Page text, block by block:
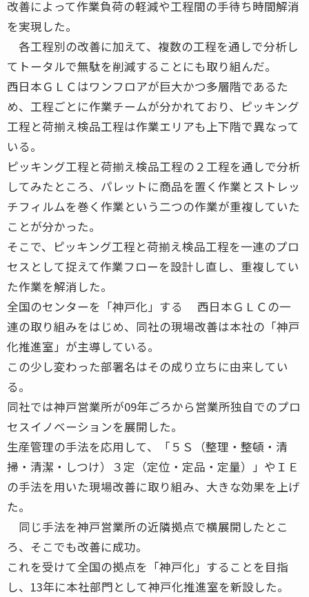
改善によって作業負荷の軽減や工程間の手待ち時間解消
を実現した。
各工程別の改善に加えて、複数の工程を通しで分析し
てトータルで無駄を削減することにも取り組んだ。
西日本ＧＬＣはワンフロアが巨大かつ多層階であるた
め、工程ごとに作業チームが分かれており、ピッキング
工程と荷揃え検品工程は作業エリアも上下階で異なって
いる。
ピッキング工程と荷揃え検品工程の２工程を通しで分析
してみたところ、パレットに商品を置く作業とストレッ
チフィルムを巻く作業という二つの作業が重複していた
ことが分かった。
そこで、ピッキング工程と荷揃え検品工程を一連のプロ
セスとして捉えて作業フローを設計し直し、重複してい
た作業を解消した。
全国のセンターを「神戸化」する 西日本ＧＬＣの一
連の取り組みをはじめ、同社の現場改善は本社の「神戸
化推進室」が主導している。
この少し変わった部署名はその成り立ちに由来してい
る。
同社では神戸営業所が09年ごろから営業所独自でのプロ
セスイノベーションを展開した。
生産管理の手法を応用して、「５Ｓ（整理・整頓・清
掃・清潔・しつけ）３定（定位・定品・定量）」やＩＥ
の手法を用いた現場改善に取り組み、大きな効果を上げ
た。
同じ手法を神戸営業所の近隣拠点で横展開したとこ
ろ、そこでも改善に成功。
これを受けて全国の拠点を「神戸化」することを目指
し、13年に本社部門として神戸化推進室を新設した。